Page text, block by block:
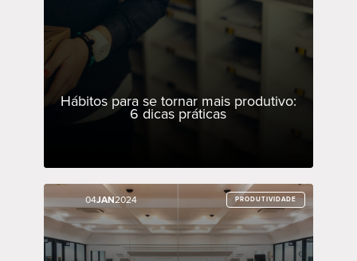
Hábitos para se tornar mais produtivo:
6 dicas práticas
04JAN2024 PRODUTIVIDADE
04JAN2024 PRODUTIVIDADE